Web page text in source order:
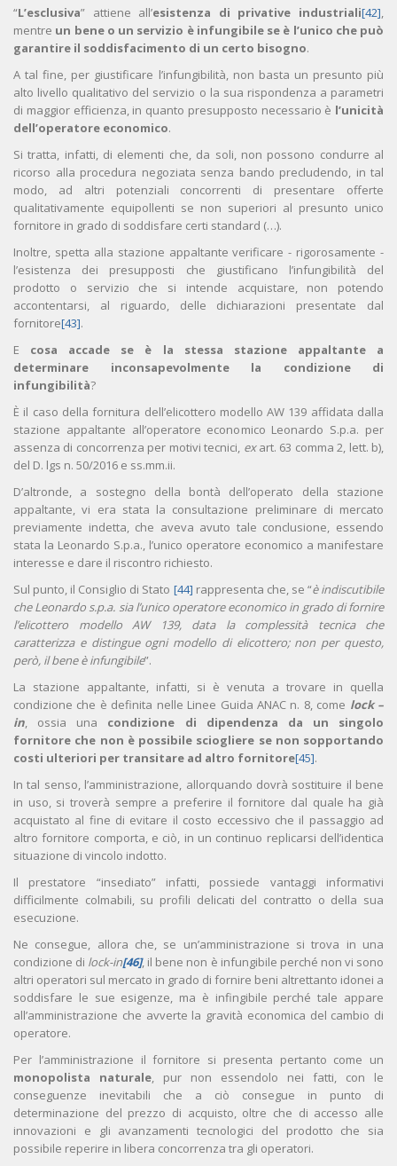
“L’esclusiva” attiene all’esistenza di privative industriali[42],
mentre un bene o un servizio è infungibile se è l’unico che può
garantire il soddisfacimento di un certo bisogno.
A tal fine, per giustificare l’infungibilità, non basta un presunto più
alto livello qualitativo del servizio o la sua rispondenza a parametri
di maggior efficienza, in quanto presupposto necessario è l’unicità
dell’operatore economico.
Si tratta, infatti, di elementi che, da soli, non possono condurre al
ricorso alla procedura negoziata senza bando precludendo, in tal
modo, ad altri potenziali concorrenti di presentare offerte
qualitativamente equipollenti se non superiori al presunto unico
fornitore in grado di soddisfare certi standard (…).
Inoltre, spetta alla stazione appaltante verificare - rigorosamente -
l’esistenza dei presupposti che giustificano l’infungibilità del
prodotto o servizio che si intende acquistare, non potendo
accontentarsi, al riguardo, delle dichiarazioni presentate dal
fornitore[43].
E cosa accade se è la stessa stazione appaltante a
determinare inconsapevolmente la condizione di
infungibilità?
È il caso della fornitura dell’elicottero modello AW 139 affidata dalla
stazione appaltante all’operatore economico Leonardo S.p.a. per
assenza di concorrenza per motivi tecnici, exart. 63 comma 2, lett. b),
del D. lgs n. 50/2016 e ss.mm.ii.
D’altronde, a sostegno della bontà dell’operato della stazione
appaltante, vi era stata la consultazione preliminare di mercato
previamente indetta, che aveva avuto tale conclusione, essendo
stata la Leonardo S.p.a., l’unico operatore economico a manifestare
interesse e dare il riscontro richiesto.
Sul punto, il Consiglio di Stato [44] rappresenta che, se “è indiscutibile
che Leonardo s.p.a. sia l’unico operatore economico in grado di fornire
l’elicottero modello AW 139, data la complessità tecnica che
caratterizza e distingue ogni modello di elicottero; non per questo,
però, il bene è infungibile”.
La stazione appaltante, infatti, si è venuta a trovare in quella
condizione che è definita nelle Linee Guida ANAC n. 8, come lock –
in, ossia una condizione di dipendenza da un singolo
fornitore che non è possibile sciogliere se non sopportando
costi ulteriori per transitare ad altro fornitore[45].
In tal senso, l’amministrazione, allorquando dovrà sostituire il bene
in uso, si troverà sempre a preferire il fornitore dal quale ha già
acquistato al fine di evitare il costo eccessivo che il passaggio ad
altro fornitore comporta, e ciò, in un continuo replicarsi dell’identica
situazione di vincolo indotto.
Il prestatore “insediato” infatti, possiede vantaggi informativi
difficilmente colmabili, su profili delicati del contratto o della sua
esecuzione.
Ne consegue, allora che, se un’amministrazione si trova in una
condizione di lock-in[46], il bene non è infungibile perché non vi sono
altri operatori sul mercato in grado di fornire beni altrettanto idonei a
soddisfare le sue esigenze, ma è infingibile perché tale appare
all’amministrazione che avverte la gravità economica del cambio di
operatore.
Per l’amministrazione il fornitore si presenta pertanto come un
monopolista naturale, pur non essendolo nei fatti, con le
conseguenze inevitabili che a ciò consegue in punto di
determinazione del prezzo di acquisto, oltre che di accesso alle
innovazioni e gli avanzamenti tecnologici del prodotto che sia
possibile reperire in libera concorrenza tra gli operatori.